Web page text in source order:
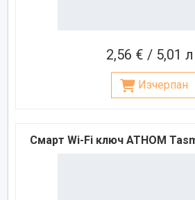
2,56 € / 5,01
Изчерпан
Смарт Wi-Fi ключ ATHOM